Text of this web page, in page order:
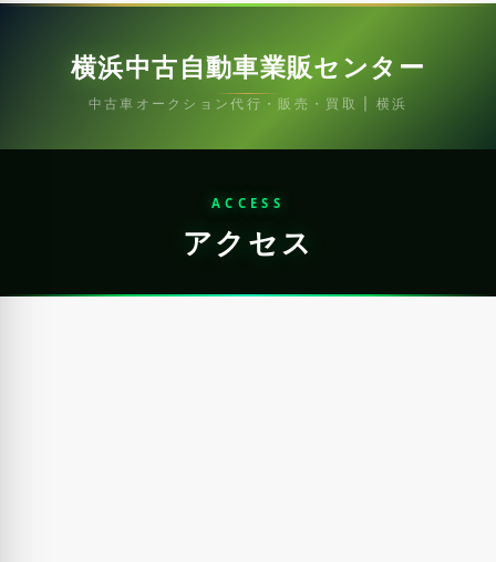
横浜中古自動車業販センター
中古車オークション代行・販売・買取 | 横浜
ACCESS
アクセス